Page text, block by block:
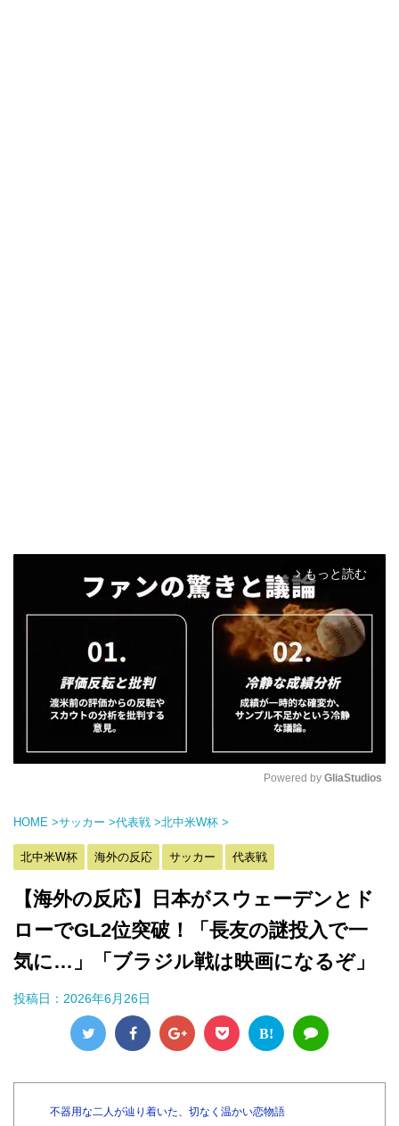
arrow_forward_ios もっと読む
Powered by GliaStudios
HOME >サッカー >代表戦 >北中米W杯 >
北中米W杯 海外の反応 サッカー 代表戦
【海外の反応】日本がスウェーデンとド
ローでGL2位突破！「長友の謎投入で一
気に…」「ブラジル戦は映画になるぞ」
投稿日： 2026年6月26日
B!
不器用な二人が辿り着いた、切なく温かい恋物語